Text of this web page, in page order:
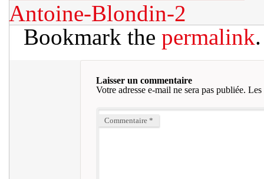
Antoine-Blondin-2
Bookmark the permalink.
Laisser un commentaire
Votre adresse e-mail ne sera pas publiée. Les
Commentaire *